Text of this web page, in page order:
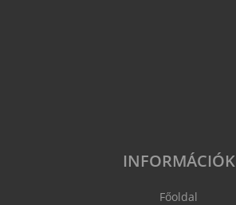
INFORMÁCIÓK
Főoldal